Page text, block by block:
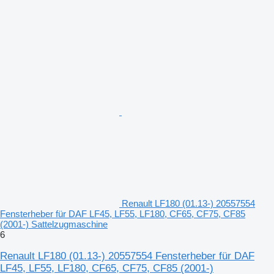
Renault LF180 (01.13-) 20557554
Fensterheber für DAF LF45, LF55, LF180, CF65, CF75, CF85
(2001-) Sattelzugmaschine
6
Renault LF180 (01.13-) 20557554 Fensterheber für DAF
LF45, LF55, LF180, CF65, CF75, CF85 (2001-)